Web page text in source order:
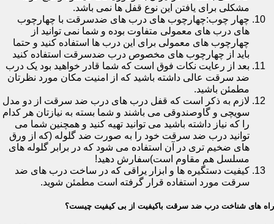
مشکلی برای یافتن این نوع قفل ها نمی باشد.
چهار چوب:چهارچوب های درب های ضدسرقت با چهارچوب
های درب های معمولی متفاوت بوده و شما نمی توانید از
چهارچوب های معمولی برای این درب ها استفاده کنید و حتما
باید از چهارچوب های مخصوص درب ضدسرقت استفاده کنید
بعد از رعایت نکات فوق است که شما قادر خواهید بود یک درب
ضد سرقت عالی داشته باشید که از امنیت مکان مورد نظرتان
مطمئن باشید.
لازم به ذکر است که قفل درب های درب ضد سرقت از دو مدل
سویچی و گاوصندوقی می باشند و شما بسته به نیازتان هر کدام
را که نیاز داشته باشید می توانید تهیه کنید و همچنین شما می
توانید درب ضد سرقت خود را به صورت ضد گلوله (که از ورق
های ضخیم تری در آن استفاده می شود که در برابر گلوله های
مسلسل هم مقاوم است)سفارش دهید!
کیفیت دستگیره ها و ابزار یراقی که در ساخت درب های ضد
سرقت مورد استفاده قرار گرفته است مطمئن شوید.
راه های شناخت درب ضد سرقت باکیفیت از بی کیفیت چیست؟